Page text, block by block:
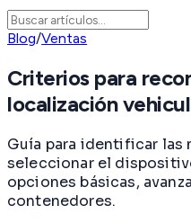
Blog/Ventas
Criterios para
localización
Guía para identificar
seleccionar el
opciones básicas,
contenedores.